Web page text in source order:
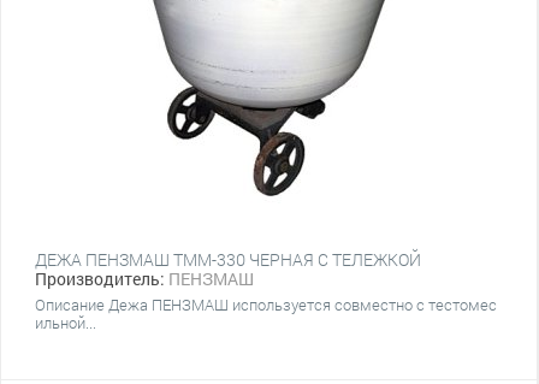
ДЕЖА ПЕНЗМАШ ТММ-330 ЧЕРНАЯ С ТЕЛЕЖКОЙ
Производитель: ПЕНЗМАШ
Описание Дежа ПЕНЗМАШ используется совместно с тестомес
ильной...